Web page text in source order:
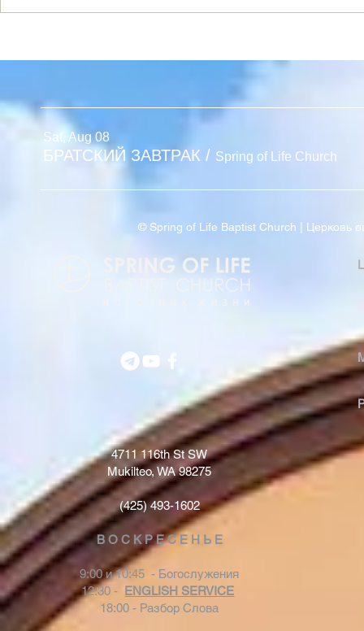
Sat, Aug 08
БРАТСКИЙ ЗАВТРАК / Spring of Life Church
© Spring of Life Baptist Church | Церковь
4711 116th St SW
Mukilteo, WA 98275
(425) 493-1602
В О С К Р Е С Е Н Ь Е
9:00 и 10:45 - Богослужения
12:30 - ENGLISH SERVICE
18:00 - Разбор Слова